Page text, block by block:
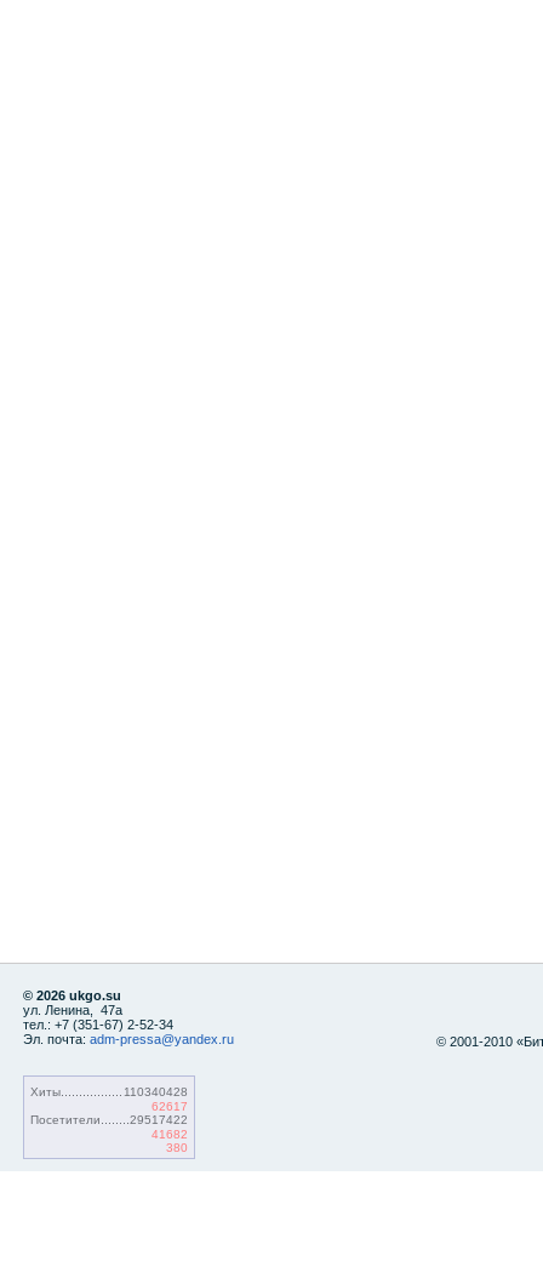
© 2026 ukgo.su
ул. Ленина, 47а
тел.: +7 (351-67) 2-52-34
Эл. почта: adm-pressa@yandex.ru
Хиты
110340428
62617
Посетители
29517422
41682
380
© 2001-2010